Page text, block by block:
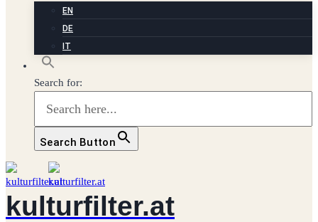
EN
DE
IT
Search for:
Search Button
kulturfilter.at